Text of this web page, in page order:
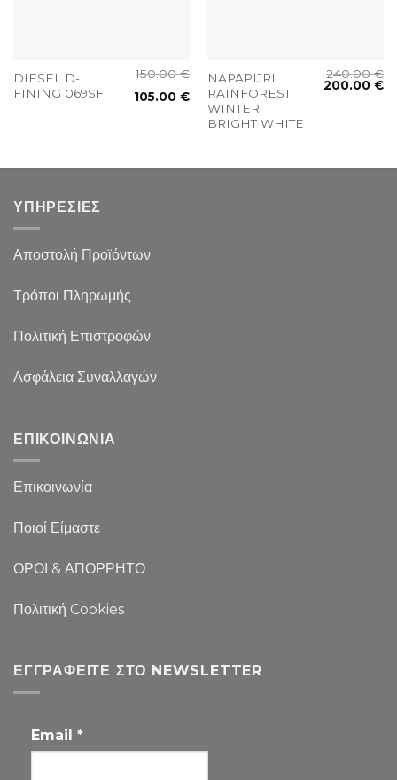
DIESEL D-
FINING 069SF
150.00€
105.00€
NAPAPIJRI
RAINFOREST
WINTER
BRIGHT WHITE
240.00€
200.00€
ΥΠΗΡΕΣΙΕΣ
Αποστολή Προϊόντων
Τρόποι Πληρωμής
Πολιτική Επιστροφών
Ασφάλεια Συναλλαγών
ΕΠΙΚΟΙΝΩΝΙΑ
Επικοινωνία
Ποιοί Είμαστε
ΟΡΟΙ & ΑΠΟΡΡΗΤΟ
Πολιτική Cookies
ΕΓΓΡΑΦΕΊΤΕ ΣΤΟ NEWSLETTER
Email *